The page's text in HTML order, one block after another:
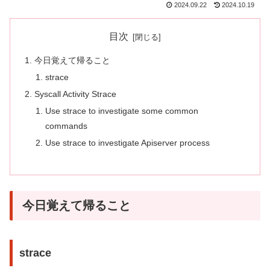
2024.09.22 2024.10.19
目次
今日覚えて帰ること
strace
Syscall Activity Strace
Use strace to investigate some common
commands
Use strace to investigate Apiserver process
今日覚えて帰ること
strace